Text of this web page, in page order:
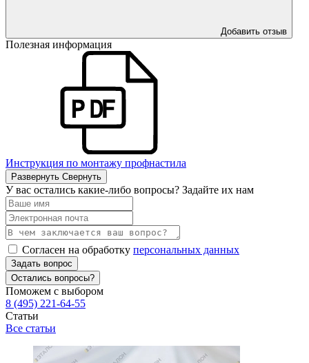
Добавить отзыв
Полезная информация
Инструкция по монтажу профнастила
Развернуть Свернуть
У вас остались какие-либо вопросы? Задайте их нам
Согласен на обработку персональных данных
Задать вопрос
Остались вопросы?
Поможем с выбором
8 (495) 221-64-55
Статьи
Все статьи